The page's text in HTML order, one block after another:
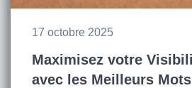
17 octobre 2025
Maximisez votre
avec les Meilleurs